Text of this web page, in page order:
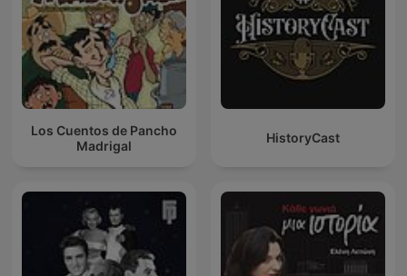
Los Cuentos de Pancho
Madrigal
HistoryCast